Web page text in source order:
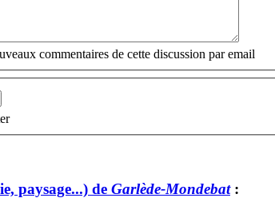
commentaires de cette discussion par email
paysage...) de Garlède-Mondebat: